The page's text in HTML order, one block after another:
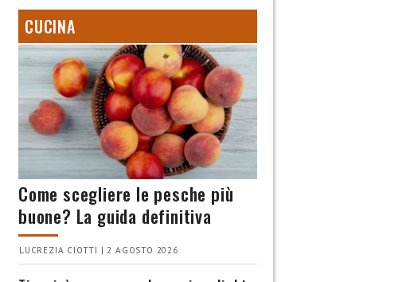
CUCINA
Come scegliere le pesche più
buone? La guida definitiva
LUCREZIA CIOTTI | 2 AGOSTO 2026